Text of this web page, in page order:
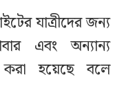
যাত্রীদের জন্য
এবং অন্যান্য
করা হয়েছে বলে